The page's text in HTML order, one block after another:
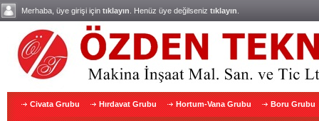
Merhaba, üye girişi için tıklayın . Henüz üye değilseniz tıklayın
Civata Grubu Hırdavat Grubu Hortum-Vana Grubu Boru Grubu